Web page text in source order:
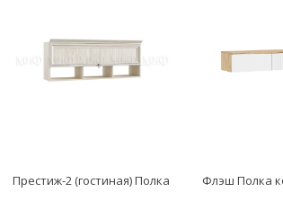
Престиж-2 (гостиная) Полка